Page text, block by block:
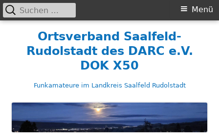
Ortsverband Saalfeld-
Rudolstadt des DARC e.V.
DOK X50
Funkamateure im Landkreis Saalfeld Rudolstadt
Primäres
Menü
Suchen
nach: